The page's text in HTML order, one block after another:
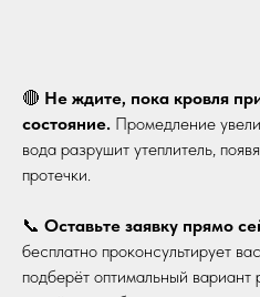
🔴 Не ждите, пока кровля
состояние. Промедление
вода разрушит утеплитель,
протечки.
📞 Оставьте заявку прямо
бесплатно проконсультирует
подберёт оптимальный